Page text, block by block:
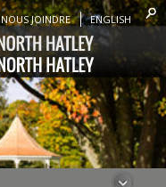
NOUS JOINDRE ENGLISH